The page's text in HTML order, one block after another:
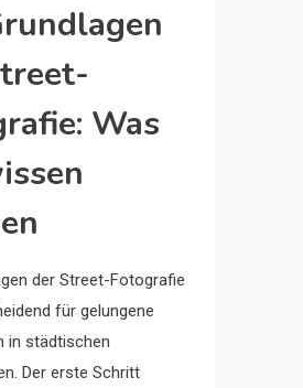
Was
der Street-Fotografie
für gelungene
in städtischen
Der erste Schritt